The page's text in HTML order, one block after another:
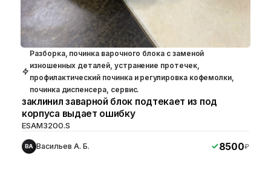
Разборка, починка варочного блока с заменой
изношенных деталей, устранение протечек,
профилактический починка и регулировка кофемолки,
починка диспенсера, сервис.
заклинил заварной блок подтекает из под
корпуса выдает ошибку
ESAM3200.S
ВА Васильев А. Б. 8500₽